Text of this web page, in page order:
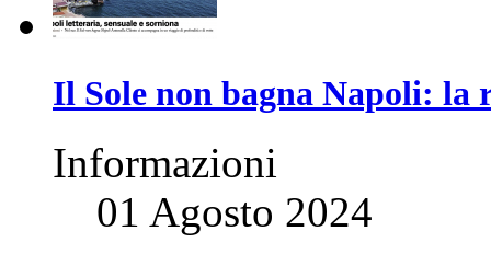
Il Sole non bagna Napoli: la
Informazioni
01 Agosto 2024